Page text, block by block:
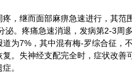
，继而面部麻痹急速进行，其范
。疼痛急速消退，发病第2-3周
为7%，其中混有梅-罗综合征，
。失神经支配完全时，症状改善
。